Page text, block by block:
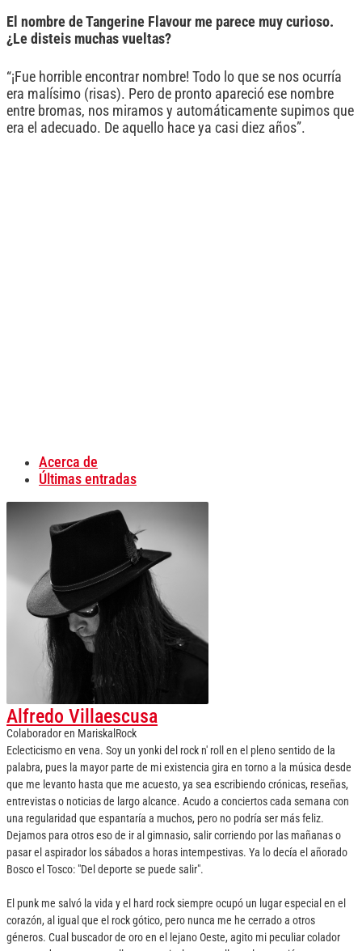
El nombre de Tangerine Flavour me parece muy curioso.
¿Le disteis muchas vueltas?
“¡Fue horrible encontrar nombre! Todo lo que se nos ocurría
era malísimo (risas). Pero de pronto apareció ese nombre
entre bromas, nos miramos y automáticamente supimos que
era el adecuado. De aquello hace ya casi diez años”.
Acerca de
Últimas entradas
Alfredo Villaescusa
Colaboradoren MariskalRock
Eclecticismo en vena. Soy un yonki del rock n' roll en el pleno sentido de la
palabra, pues la mayor parte de mi existencia gira en torno a la música desde
que me levanto hasta que me acuesto, ya sea escribiendo crónicas, reseñas,
entrevistas o noticias de largo alcance. Acudo a conciertos cada semana con
una regularidad que espantaría a muchos, pero no podría ser más feliz.
Dejamos para otros eso de ir al gimnasio, salir corriendo por las mañanas o
pasar el aspirador los sábados a horas intempestivas. Ya lo decía el añorado
Bosco el Tosco: "Del deporte se puede salir".
El punk me salvó la vida y el hard rock siempre ocupó un lugar especial en el
corazón, al igual que el rock gótico, pero nunca me he cerrado a otros
géneros. Cual buscador de oro en el lejano Oeste, agito mi peculiar colador